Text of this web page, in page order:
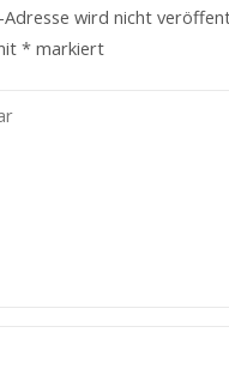
Adresse wird nicht
* markiert